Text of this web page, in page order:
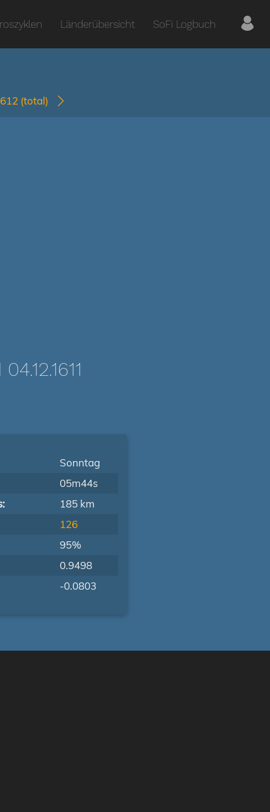
Länderübersicht SoFi Logbuch
(total)
Sonntag
05m44s
185 km
126
95%
0.9498
-0.0803